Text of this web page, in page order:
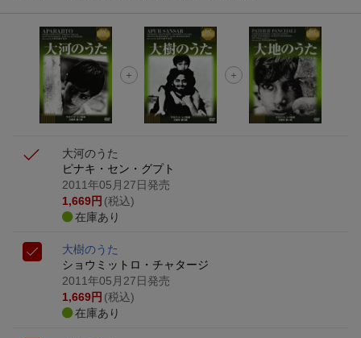
エントリー＆3,000円以上購入で無料データSIM（3GB/月プ
ラン）が当たる！
楽天モバイル紹介キャンペーンの拡散で300円OFFクーポン
進呈
大河のうた
ピナキ・セン・グプト
2011年05月27日発売
1,669円 (税込)
在庫あり
大樹のうた
ショウミットロ・チャタージ
2011年05月27日発売
1,669円 (税込)
在庫あり